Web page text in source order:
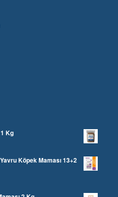
Kg
Köpek Maması 13+2